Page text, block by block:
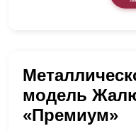
модель
«Премиум»